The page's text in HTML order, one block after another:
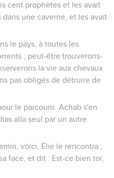
cent prophètes et les avait
une caverne, et les avait
le pays, à toutes les
; peut-être trouverons-
la vie aux chevaux
pas obligés de détruire de
le parcourir. Achab s'en
alla seul par un autre
voici, Élie le rencontra ;
face, et dit : Est-ce bien toi,